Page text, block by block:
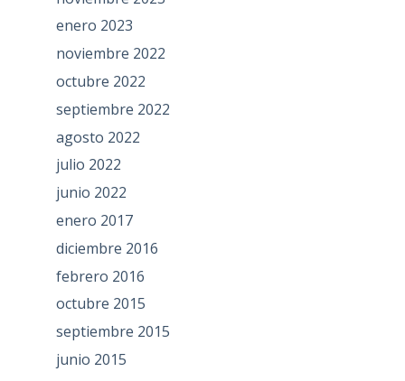
enero 2023
noviembre 2022
octubre 2022
septiembre 2022
agosto 2022
julio 2022
junio 2022
enero 2017
diciembre 2016
febrero 2016
octubre 2015
septiembre 2015
junio 2015